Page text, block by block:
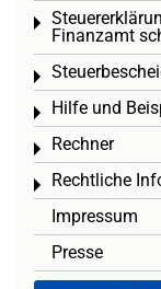
Finanzamt
Toggle menu
Toggle menu
Hilfe und
Toggle menu
Rechner
Toggle menu
Rechtliche
Toggle menu
Impressum
Presse